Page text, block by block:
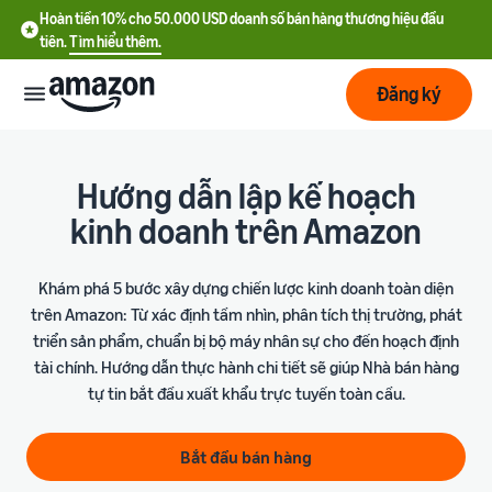
Hoàn tiền 10% cho 50.000 USD doanh số bán hàng thương hiệu đầu
tiên.Tìm hiểu thêm.
Bắt đầu
Amazon
Ưu đãi nhà bán hàng mới
Hoàn tiền 10% cho 50.000
USD doanh số bán hàng
Hướng dẫn đăng ký tài
hoạch
Tìm
hiểu
phí
Phát
triển
Tối
ưu
Dịch
vụ
Đăng ký
Hướng dẫn lập kế hoạch
kinh doanh trên Amazon
Khám phá 5 bước xây dựng chiến lược kinh doanh toàn diện
trên Amazon: Từ xác định tầm nhìn, phân tích thị trường, phát
triển sản phẩm, chuẩn bị bộ máy nhân sự cho đến hoạch định
tài chính. Hướng dẫn thực hành chi tiết sẽ giúp Nhà bán hàng
tự tin bắt đầu xuất khẩu trực tuyến toàn cầu.
Bắt đầu bán hàng